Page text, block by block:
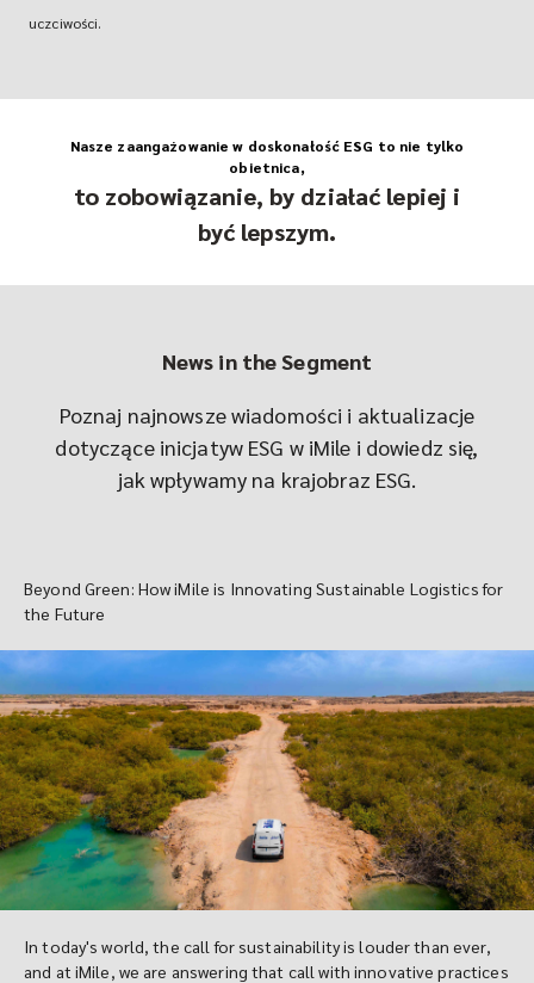
uczciwości.
Nasze zaangażowanie w doskonałość ESG to nie tylko
obietnica,
to zobowiązanie, by działać lepiej i
być lepszym.
News in the Segment
Poznaj najnowsze wiadomości i aktualizacje
dotyczące inicjatyw ESG w iMile i dowiedz się,
jak wpływamy na krajobraz ESG.
Beyond Green: How iMile is Innovating Sustainable Logistics for
the Future
In today's world, the call for sustainability is louder than ever,
and at iMile, we are answering that call with innovative practices